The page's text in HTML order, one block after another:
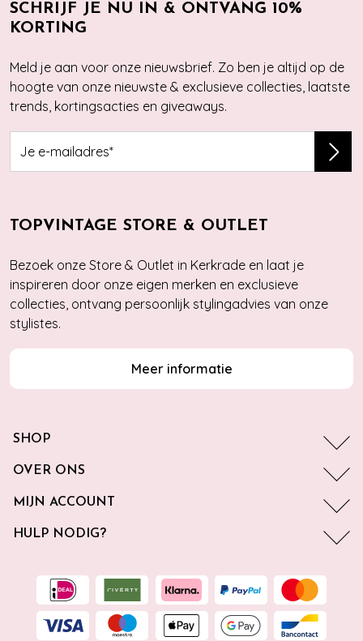
SCHRIJF JE NU IN & ONTVANG 10%
KORTING
Meld je aan voor onze nieuwsbrief. Zo ben je altijd op de
hoogte van onze nieuwste & exclusieve collecties, laatste
trends, kortingsacties en giveaways.
TOPVINTAGE STORE & OUTLET
Bezoek onze Store & Outlet in Kerkrade en laat je
inspireren door onze eigen merken en exclusieve
collecties, ontvang persoonlijk stylingadvies van onze
stylistes.
Meer informatie
SHOP
OVER ONS
MIJN ACCOUNT
HULP NODIG?